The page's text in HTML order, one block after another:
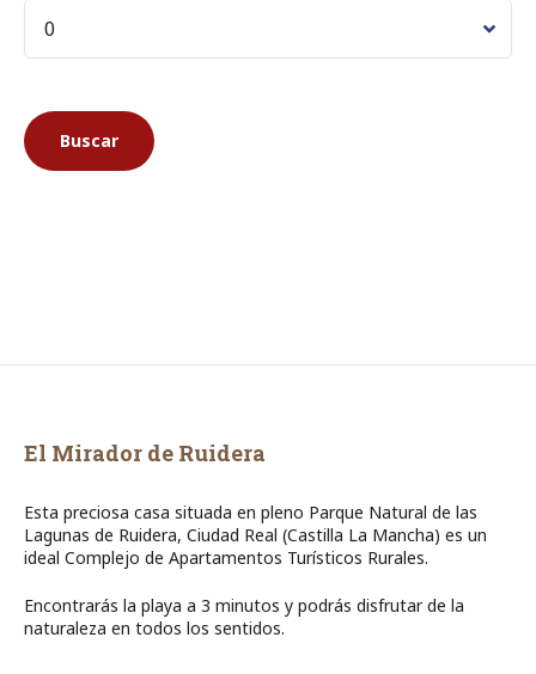
El Mirador de Ruidera
Esta preciosa casa situada en pleno Parque Natural de las
Lagunas de Ruidera, Ciudad Real (Castilla La Mancha) es un
ideal Complejo de Apartamentos Turísticos Rurales.
Encontrarás la playa a 3 minutos y podrás disfrutar de la
naturaleza en todos los sentidos.